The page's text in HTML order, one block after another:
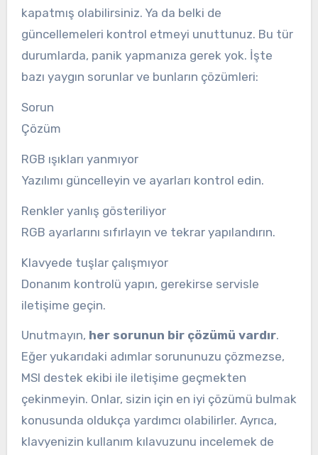
kapatmış olabilirsiniz. Ya da belki de
güncellemeleri kontrol etmeyi unuttunuz. Bu tür
durumlarda, panik yapmanıza gerek yok. İşte
bazı yaygın sorunlar ve bunların çözümleri:
Sorun
Çözüm
RGB ışıkları yanmıyor
Yazılımı güncelleyin ve ayarları kontrol edin.
Renkler yanlış gösteriliyor
RGB ayarlarını sıfırlayın ve tekrar yapılandırın.
Klavyede tuşlar çalışmıyor
Donanım kontrolü yapın, gerekirse servisle
iletişime geçin.
Unutmayın, her sorunun bir çözümü vardır.
Eğer yukarıdaki adımlar sorununuzu çözmezse,
MSI destek ekibi ile iletişime geçmekten
çekinmeyin. Onlar, sizin için en iyi çözümü bulmak
konusunda oldukça yardımcı olabilirler. Ayrıca,
klavyenizin kullanım kılavuzunu incelemek de